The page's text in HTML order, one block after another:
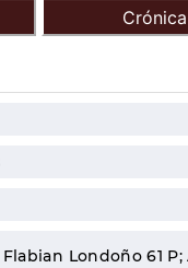
Crónica
Londoño 61